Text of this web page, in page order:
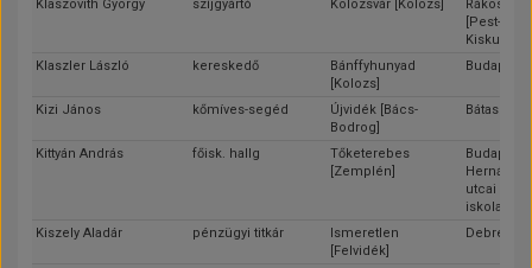
Klaszovith György
szíjgyártó Kolozsvár [Kolozs]
[Pest-
Kiskun]
Klaszler László
kereskedő
Bánffyhunyad
[Kolozs]
Budapest
Kizi János kőmíves-segéd
Újvidék [Bács-
Bodrog]
Bátaszék
Kittyán András főisk. hallg
Tőketerebes
[Zemplén]
Budapest
Hernád
utcai
iskola)
Kiszely Aladár
pénzügyi titkár
Ismeretlen
[Felvidék]
Debrecen